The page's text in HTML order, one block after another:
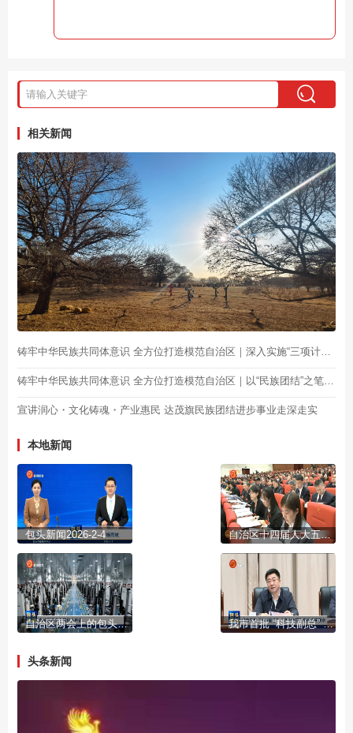
相关新闻
铸牢中华民族共同体意识 全方位打造模范自治区｜深入实施“三项计划” 谱写民族团结篇章
铸牢中华民族共同体意识 全方位打造模范自治区｜以“民族团结”之笔 绘民生幸福“底色”
宣讲润心・文化铸魂・产业惠民 达茂旗民族团结进步事业走深走实
本地新闻
包头新闻2026-2-4 自治区十四届人大五次会议开幕
自治区两会上的包头声音 我市首批 “科技副总” “产业教授”进行成果展示
头条新闻